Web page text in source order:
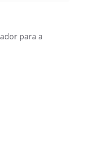
para a